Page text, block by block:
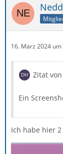
16. März 2024 um
Zitat
Ein
Ich habe hier